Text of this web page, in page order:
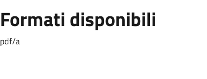
Formati disponibili
pdf/a